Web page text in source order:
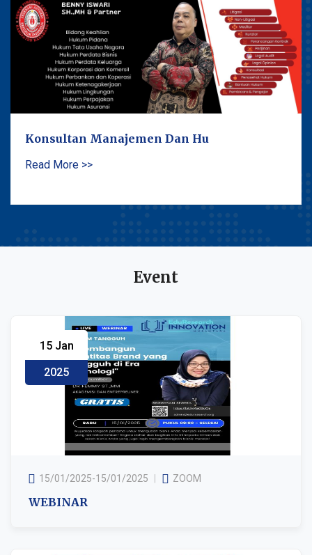
Konsultan Manajemen Dan Hu
Read More >>
Event
15 Jan
2025
15/01/2025-15/01/2025 ZOOM
WEBINAR